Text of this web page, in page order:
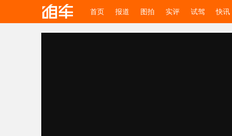
首页 报道 图拍 实评 试驾 快讯